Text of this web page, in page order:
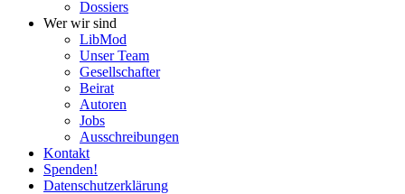
Dossiers
Wer wir sind
LibMod
Unser Team
Gesell­schafter
Beirat
Autoren
Jobs
Ausschrei­bungen
Kontakt
Spenden!
Daten­schutz­er­klärung